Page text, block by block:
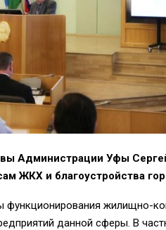
Администрации Уфы
ЖКХ и благоустройства
функционирования жилищно-
данной сферы. В